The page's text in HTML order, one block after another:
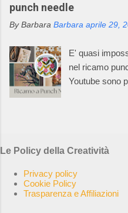
desiderata e
quale tagliare
elevata. L’uso
aventi valore
dalle civiltà più
lavorazione
lamine di
di espressione
opere di
altrettanti
punch needle
By Barbara Barbara aprile 29,
E' quasi
nel ricamo
Youtube sono
sembra,
creatività e
I creativi di
le possibilità
Le Policy della Creatività
Privacy policy
Cookie Policy
Trasparenza e Affiliazioni